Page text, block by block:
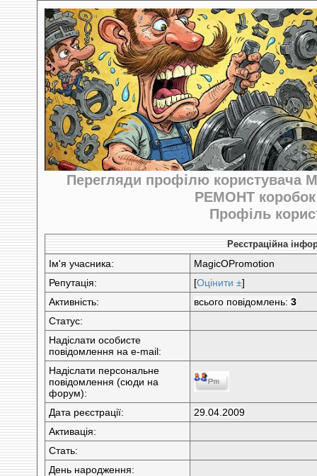
Перегляди профілю користувача
РЕМОНТ коробок
Профіль
Реєстраційна
Ім'я учасника:
MagicOPromotion
Репутація:
[Оцінити ±]
Активність:
всього повідомлень: 3
Статус:
Надіслати особисте
повідомлення на e-mail:
Надіслати персональне
повідомлення (сюди на
форум):
Дата реєстрації:
29.04.2009
Активація:
Стать:
День народження: